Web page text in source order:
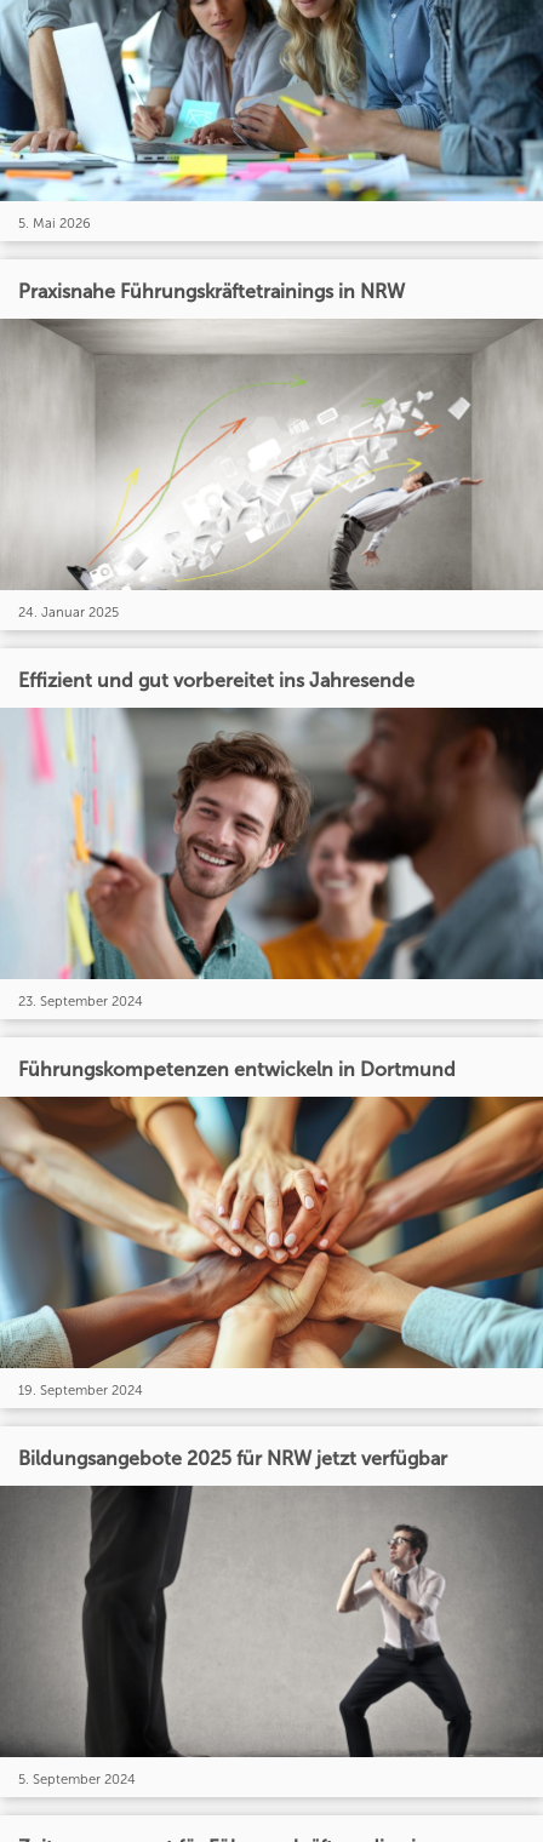
5. Mai 2026
Praxisnahe Führungskräftetrainings in NRW
24. Januar 2025
Effizient und gut vorbereitet ins Jahresende
23. September 2024
Führungskompetenzen entwickeln in Dortmund
19. September 2024
Bildungsangebote 2025 für NRW jetzt verfügbar
5. September 2024